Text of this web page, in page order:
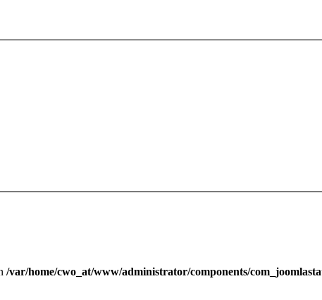
/var/home/cwo_at/www/administrator/components/